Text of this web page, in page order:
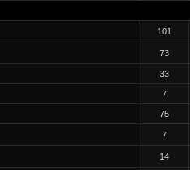
101
73
33
7
75
7
14